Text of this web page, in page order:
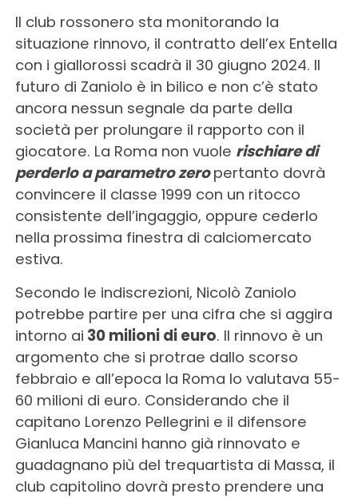
Il club rossonero sta monitorando la
situazione rinnovo, il contratto dell’ex Entella
con i giallorossi scadrà il 30 giugno 2024. Il
futuro di Zaniolo è in bilico e non c’è stato
ancora nessun segnale da parte della
società per prolungare il rapporto con il
giocatore. La Roma non vuole rischiare di
perderlo a parametro zeropertanto dovrà
convincere il classe 1999 con un ritocco
consistente dell’ingaggio, oppure cederlo
nella prossima finestra di calciomercato
estiva.
Secondo le indiscrezioni, Nicolò Zaniolo
potrebbe partire per una cifra che si aggira
intorno ai 30 milioni di euro. Il rinnovo è un
argomento che si protrae dallo scorso
febbraio e all’epoca la Roma lo valutava 55-
60 milioni di euro. Considerando che il
capitano Lorenzo Pellegrini e il difensore
Gianluca Mancini hanno già rinnovato e
guadagnano più del trequartista di Massa, il
club capitolino dovrà presto prendere una